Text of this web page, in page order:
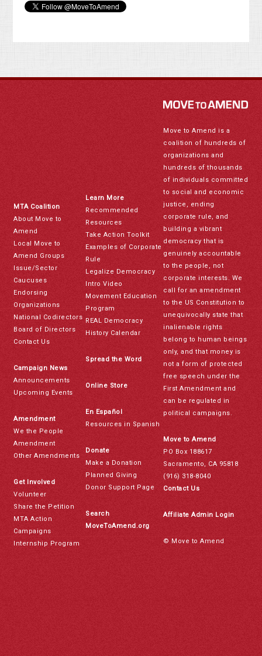
MTA Coalition
About Move to
Amend
Local Move to
Amend Groups
Issue/Sector
Caucuses
Endorsing
Organizations
National Codirectors
Board of Directors
Contact Us
Campaign News
Announcements
Upcoming Events
Amendment
We the People
Amendment
Other Amendments
Get Involved
Volunteer
Share the Petition
MTA Action
Campaigns
Internship Program
Learn More
Recommended
Resources
Take Action Toolkit
Examples of Corporate
Rule
Legalize Democracy
Intro Video
Movement Education
Program
REAL Democracy
History Calendar
Spread the Word
Online Store
En Español
Resources in Spanish
Donate
Make a Donation
Planned Giving
Donor Support Page
Search
MoveToAmend.org
Move to Amend is a
coalition of hundreds of
organizations and
hundreds of thousands
of individuals committed
to social and economic
justice, ending
corporate rule, and
building a vibrant
democracy that is
genuinely accountable
to the people, not
corporate interests. We
call for an amendment
to the US Constitution to
unequivocally state that
inalienable rights
belong to human beings
only, and that money is
not a form of protected
free speech under the
First Amendment and
can be regulated in
political campaigns.
Move to Amend
PO Box 188617
Sacramento, CA 95818
(916) 318-8040
Contact Us
Affiliate Admin Login
© Move to Amend